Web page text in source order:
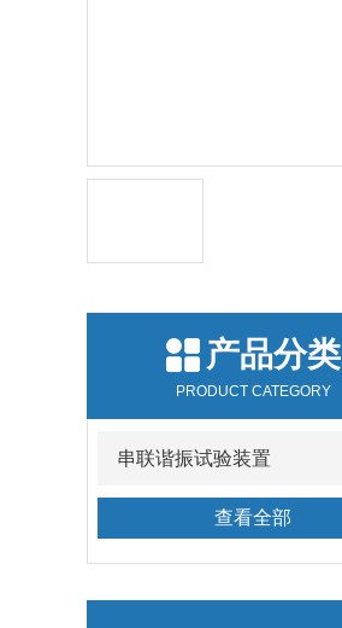
产品分类
PRODUCT CATEGORY
串联谐振试验装置
查看全部